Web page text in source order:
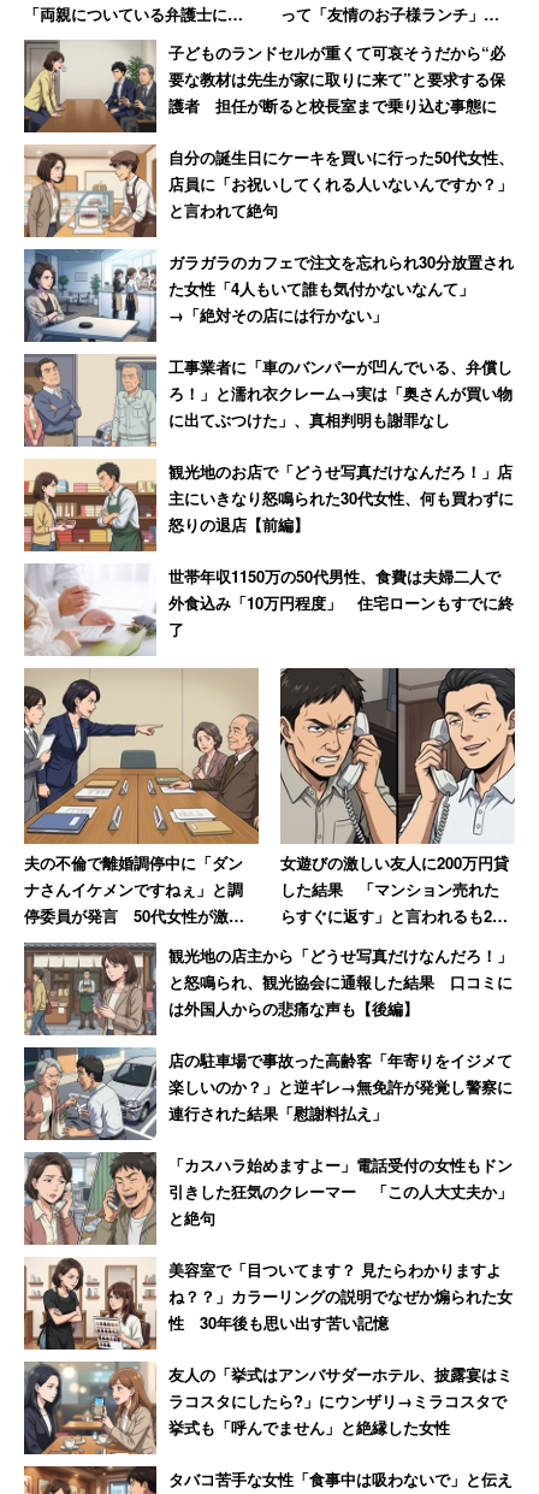
「両親についている弁護士に相
談しますね」と反撃した結果
って「友情のお子様ランチ」を
作ってSNSで“プチバズ”した友
人の末路
子どものランドセルが重くて可哀そうだから“必
要な教材は先生が家に取りに来て”と要求する保
護者 担任が断ると校長室まで乗り込む事態に
自分の誕生日にケーキを買いに行った50代女性、
店員に「お祝いしてくれる人いないんですか？」
と言われて絶句
ガラガラのカフェで注文を忘れられ30分放置され
た女性「4人もいて誰も気付かないなんて」
→「絶対その店には行かない」
工事業者に「車のバンパーが凹んでいる、弁償し
ろ！」と濡れ衣クレーム→実は「奥さんが買い物
に出てぶつけた」、真相判明も謝罪なし
観光地のお店で「どうせ写真だけなんだろ！」店
主にいきなり怒鳴られた30代女性、何も買わずに
怒りの退店【前編】
世帯年収1150万の50代男性、食費は夫婦二人で
外食込み「10万円程度」 住宅ローンもすでに終
了
夫の不倫で離婚調停中に「ダン
ナさんイケメンですねぇ」と調
停委員が発言 50代女性が激怒
した無神経すぎる一言
女遊びの激しい友人に200万円貸
した結果 「マンション売れた
らすぐに返す」と言われるも20
年間踏み倒され続ける→絶縁
観光地の店主から「どうせ写真だけなんだろ！」
と怒鳴られ、観光協会に通報した結果 口コミに
は外国人からの悲痛な声も【後編】
店の駐車場で事故った高齢客「年寄りをイジメて
楽しいのか？」と逆ギレ→無免許が発覚し警察に
連行された結果「慰謝料払え」
「カスハラ始めますよー」電話受付の女性もドン
引きした狂気のクレーマー 「この人大丈夫か」
と絶句
美容室で「目ついてます？ 見たらわかりますよ
ね？？」カラーリングの説明でなぜか煽られた女
性 30年後も思い出す苦い記憶
友人の「挙式はアンバサダーホテル、披露宴はミ
ラコスタにしたら?」にウンザリ→ミラコスタで
挙式も「呼んでません」と絶縁した女性
タバコ苦手な女性「食事中は吸わないで」と伝え